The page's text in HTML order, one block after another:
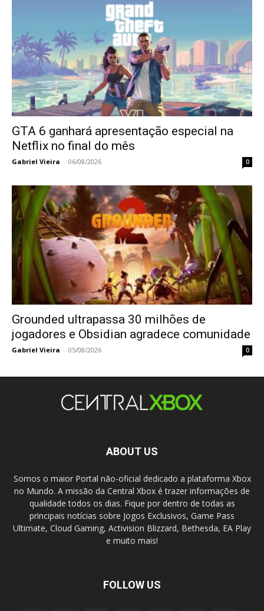
GTA 6 ganhará apresentação especial na
Netflix no final do mês
Gabriel Vieira - 06/08/2026 0
Grounded ultrapassa 30 milhões de
jogadores e Obsidian agradece comunidade
Gabriel Vieira - 05/08/2026 0
ABOUT US
Somos o maior Portal não-oficial dedicado a plataforma Xbox
no Mundo. A missão da Central Xbox é trazer informações de
qualidade todos os dias. Fique por dentro de todas as
principais notícias sobre Jogos Exclusivos, Game Pass
Ultimate, Cloud Gaming, Activision Blizzard, Bethesda, EA Play
e muito mais!
FOLLOW US